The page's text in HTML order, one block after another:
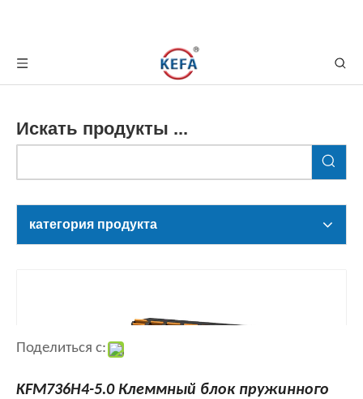
Искать продукты ...
категория продукта
Поделиться с:
KFM736H4-5.0 Клеммный блок пружинного